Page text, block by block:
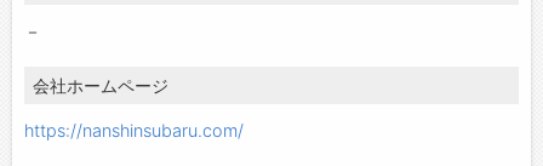
－
会社ホームページ
https://nanshinsubaru.com/